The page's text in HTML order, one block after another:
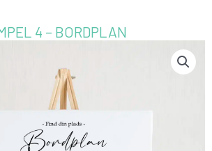
4 – BORDPLAN